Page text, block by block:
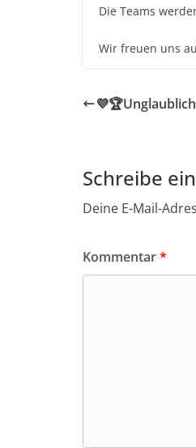
Die Teams
Wir freuen uns
Schreibe
Deine E-Mail-
Kommentar*